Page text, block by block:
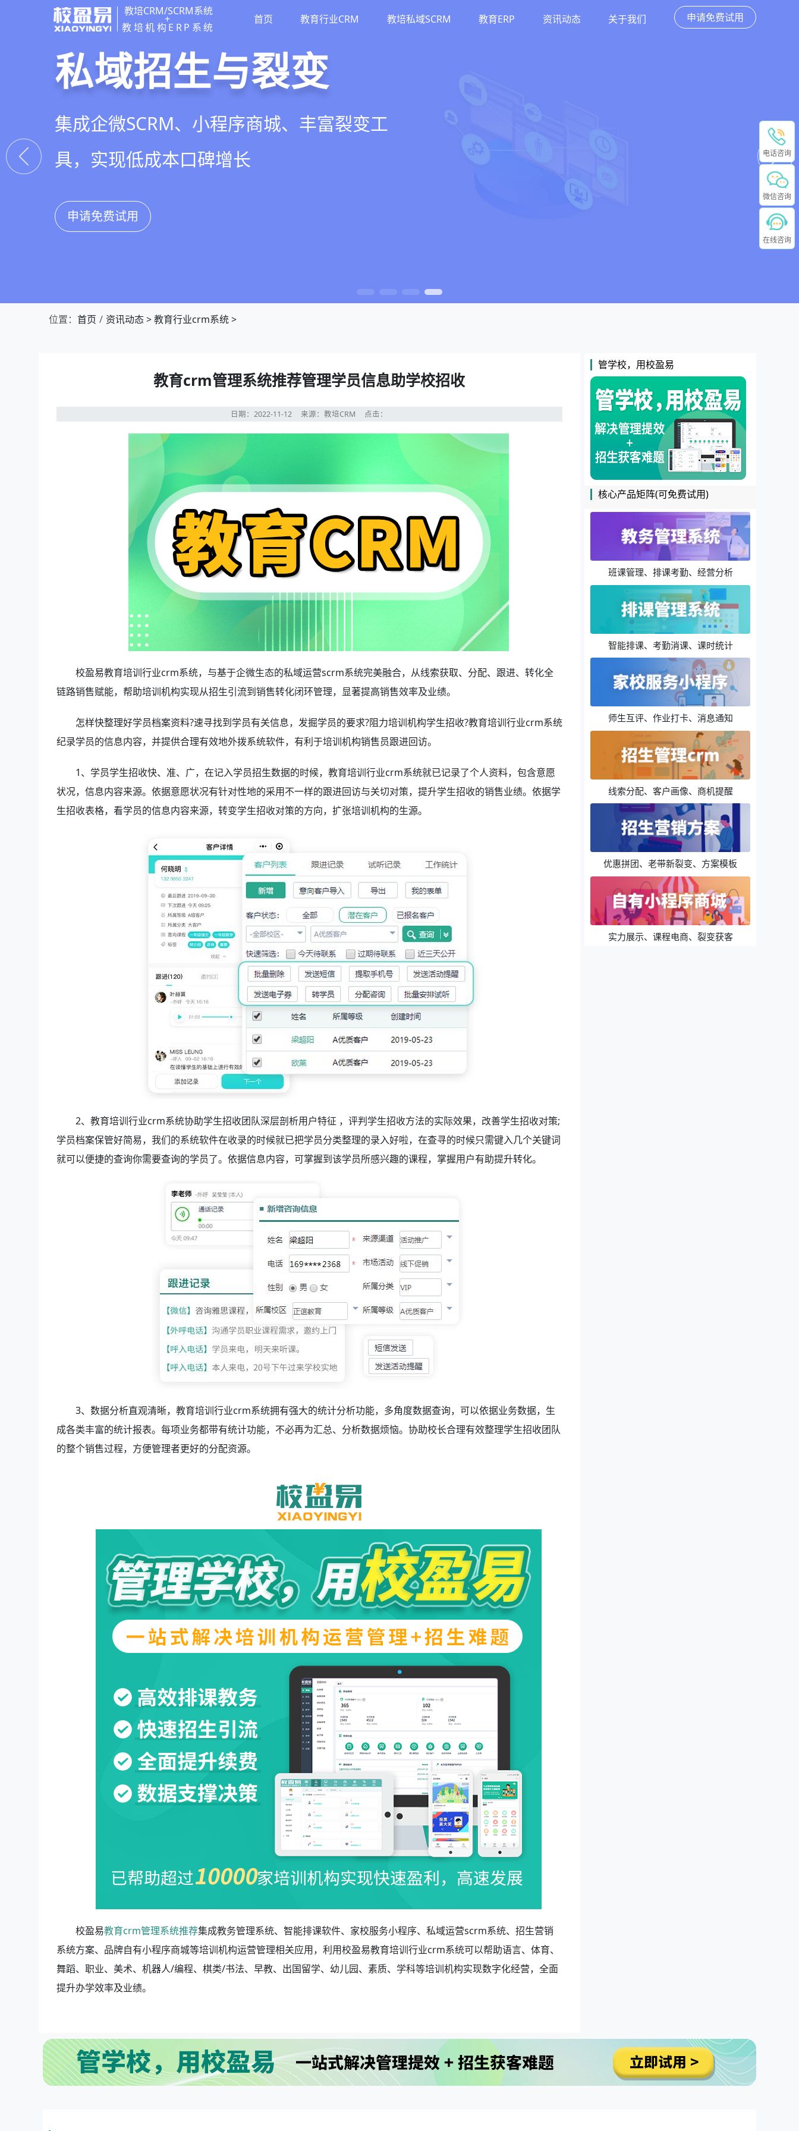
教培CRM/SCRM系统
+
教培机构ERP系统
首页 教育行业CRM 教培私域SCRM 教育ERP 资讯动态 关于我们 申请免费试用
教培行业CRM
以学员为中心，打通从引流、转化、教学到
复购转介绍的全生命周期增长引擎
申请免费试用
智能销售漏斗
线索自动分配、标准化跟单、试听转化分
析，打造高绩效招生团队
申请免费试用
精细化客户运营
360°学员画像、自动化服务流程、智能续
费预警，深度挖掘学员长期价值
申请免费试用
私域招生与裂变
集成企微SCRM、小程序商城、丰富裂变工
具，实现低成本口碑增长
申请免费试用
位置： 首页 资讯动态>教育行业crm系统>
教育crm管理系统推荐管理学员信息助学校招收
日期：2022-11-12来源：教培CRM 点击：
校盈易教育培训行业crm系统，与基于企微生态的私域运营scrm系统完美融合，从线索获取、分配、跟进、转化全
链路销售赋能，帮助培训机构实现从招生引流到销售转化闭环管理，显著提高销售效率及业绩。
怎样快整理好学员档案资料?速寻找到学员有关信息，发掘学员的要求?阻力培训机构学生招收?教育培训行业crm系统
纪录学员的信息内容，并提供合理有效地外拨系统软件，有利于培训机构销售员跟进回访。
1、学员学生招收快、准、广，在记入学员招生数据的时候，教育培训行业crm系统就已记录了个人资料，包含意愿
状况，信息内容来源。依据意愿状况有针对性地的采用不一样的跟进回访与关切对策，提升学生招收的销售业绩。依据学
生招收表格，看学员的信息内容来源，转变学生招收对策的方向，扩张培训机构的生源。
2、教育培训行业crm系统协助学生招收团队深层剖析用户特征 ，评判学生招收方法的实际效果，改善学生招收对策;
学员档案保管好简易，我们的系统软件在收录的时候就已把学员分类整理的录入好啦，在查寻的时候只需键入几个关键词
就可以便捷的查询你需要查询的学员了。依据信息内容，可掌握到该学员所感兴趣的课程，掌握用户有助提升转化。
3、数据分析直观清晰，教育培训行业crm系统拥有强大的统计分析功能，多角度数据查询，可以依据业务数据，生
成各类丰富的统计报表。每项业务都带有统计功能，不必再为汇总、分析数据烦恼。协助校长合理有效整理学生招收团队
的整个销售过程，方便管理者更好的分配资源。
校盈易教育crm管理系统推荐集成教务管理系统、智能排课软件、家校服务小程序、私域运营scrm系统、招生营销
系统方案、品牌自有小程序商城等培训机构运营管理相关应用，利用校盈易教育培训行业crm系统可以帮助语言、体育、
舞蹈、职业、美术、机器人/编程、棋类/书法、早教、出国留学、幼儿园、素质、学科等培训机构实现数字化经营，全面
提升办学效率及业绩。
管学校，用校盈易
核心产品矩阵(可免费试用)
班课管理、排课考勤、经营分析
智能排课、考勤消课、课时统计
师生互评、作业打卡、消息通知
线索分配、客户画像、商机提醒
优惠拼团、老带新裂变、方案模板
实力展示、课程电商、裂变获客
电话咨询
微信咨询
在线咨询